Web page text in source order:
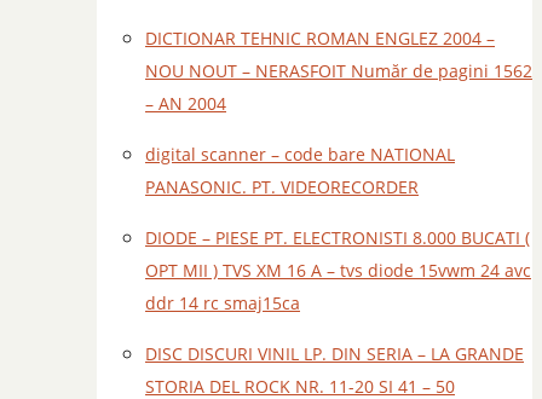
DICTIONAR TEHNIC ROMAN ENGLEZ 2004 –
NOU NOUT – NERASFOIT Număr de pagini 1562
– AN 2004
digital scanner – code bare NATIONAL
PANASONIC. PT. VIDEORECORDER
DIODE – PIESE PT. ELECTRONISTI 8.000 BUCATI (
OPT MII ) TVS XM 16 A – tvs diode 15vwm 24 avc
ddr 14 rc smaj15ca
DISC DISCURI VINIL LP. DIN SERIA – LA GRANDE
STORIA DEL ROCK NR. 11-20 SI 41 – 50